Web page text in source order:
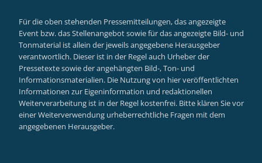
Für die oben stehenden Pressemitteilungen, das angezeigte
Event bzw. das Stellenangebot sowie für das angezeigte Bild- und
Tonmaterial ist allein der jeweils angegebene Herausgeber
verantwortlich. Dieser ist in der Regel auch Urheber der
Pressetexte sowie der angehängten Bild-, Ton- und
Informationsmaterialien. Die Nutzung von hier veröffentlichten
Informationen zur Eigeninformation und redaktionellen
Weiterverarbeitung ist in der Regel kostenfrei. Bitte klären Sie vor
einer Weiterverwendung urheberrechtliche Fragen mit dem
angegebenen Herausgeber.